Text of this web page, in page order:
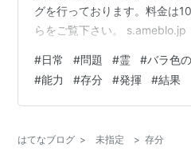
グを行っております。料金は
らをご覧下さい。 s.ameblo.jp
#日常 #問題 #霊 #バラ色
#能力 #存分 #発揮 #結果
はてなブログ > 未指定 > 存分